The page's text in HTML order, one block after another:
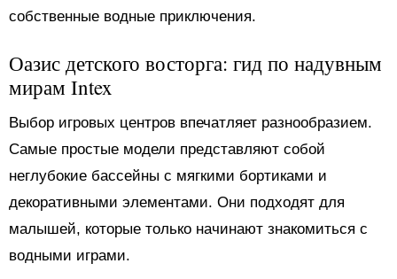
собственные водные приключения.
Оазис детского восторга: гид по надувным
мирам Intex
Выбор игровых центров впечатляет разнообразием.
Самые простые модели представляют собой
неглубокие бассейны с мягкими бортиками и
декоративными элементами. Они подходят для
малышей, которые только начинают знакомиться с
водными играми.